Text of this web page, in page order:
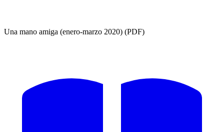
Una mano amiga (enero-marzo 2020) (PDF)